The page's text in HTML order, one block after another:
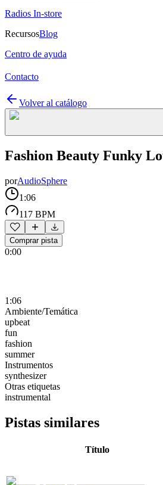
Radios In-store
RecursosBlog
Centro de ayuda
Contacto
Volver al catálogo
Fashion Beauty Funky
porAudioSphere
1:06
117 BPM
Comprar pista
0:00
1:06
Ambiente/Temática
upbeat
fun
fashion
summer
Instrumentos
synthesizer
Otras etiquetas
instrumental
Pistas similares
Título